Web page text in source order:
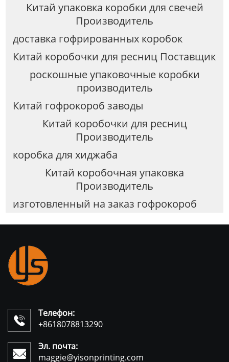
Китай упаковка коробки для свечей
Производитель
доставка гофрированных коробок
Китай коробочки для ресниц Поставщик
роскошные упаковочные коробки
производитель
Китай гофрокороб заводы
Китай коробочки для ресниц
Производитель
коробка для хиджаба
Китай коробочная упаковка
Производитель
изготовленный на заказ гофрокороб

Телефон:
+8618078813290

Эл. почта:
maggie@yisonprinting.com